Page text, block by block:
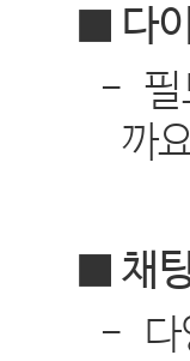
■ 다
-
까
■ 채
-